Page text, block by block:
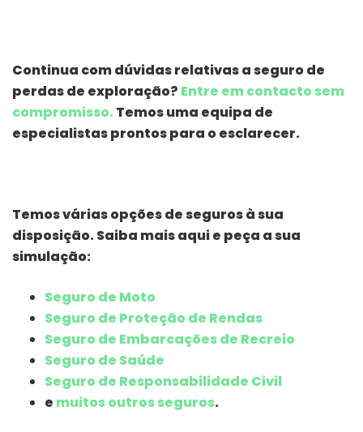
Continua com dúvidas relativas a seguro de
perdas de exploração? Entre em contacto sem
compromisso. Temos uma equipa de
especialistas prontos para o esclarecer.
Temos várias opções de seguros à sua
disposição. Saiba mais aqui e peça a sua
simulação:
Seguro de Moto
Seguro de Proteção de Rendas
Seguro de Embarcações de Recreio
Seguro de Saúde
Seguro de Responsabilidade Civil
e muitos outros seguros.